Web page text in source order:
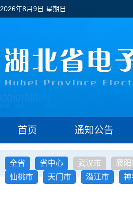
2026年8月9日 星期日
首页 通知公告
全省 省中心 武汉市 襄阳
仙桃市
天门市 潜江市 神